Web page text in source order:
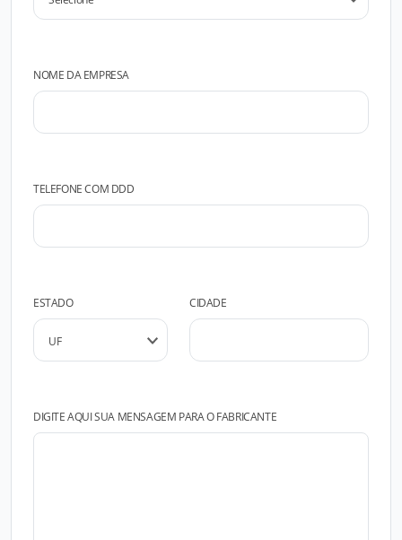
NOME DA EMPRESA
TELEFONE COM DDD
ESTADO CIDADE
DIGITE AQUI SUA MENSAGEM PARA O FABRICANTE